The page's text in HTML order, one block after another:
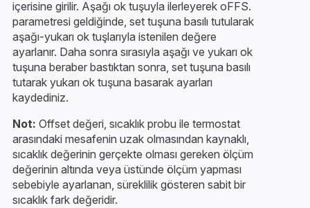
içerisine girilir. Aşağı ok tuşuyla ilerleyerek oFFS.
parametresi geldiğinde, set tuşuna basılı tutularak
aşağı-yukarı ok tuşlarıyla istenilen değere
ayarlanır. Daha sonra sırasıyla aşağı ve yukarı ok
tuşuna beraber bastıktan sonra, set tuşuna basılı
tutarak yukarı ok tuşuna basarak ayarları
kaydediniz.
Not: Offset değeri, sıcaklık probu ile termostat
arasındaki mesafenin uzak olmasından kaynaklı,
sıcaklık değerinin gerçekte olması gereken ölçüm
değerinin altında veya üstünde ölçüm yapması
sebebiyle ayarlanan, süreklilik gösteren sabit bir
sıcaklık fark değeridir.